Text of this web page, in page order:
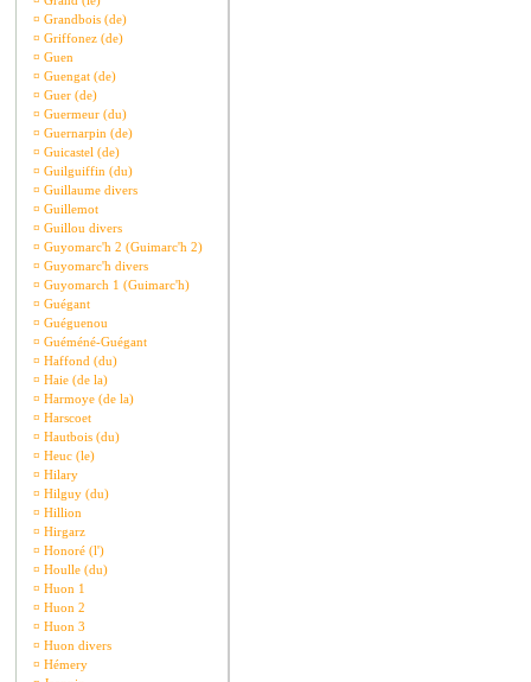
¤ Grandbois (de)
¤ Griffonez (de)
¤ Guen
¤ Guengat (de)
¤ Guer (de)
¤ Guermeur (du)
¤ Guernarpin (de)
¤ Guicastel (de)
¤ Guilguiffin (du)
¤ Guillaume divers
¤ Guillemot
¤ Guillou divers
¤ Guyomarc'h 2 (Guimarc'h 2)
¤ Guyomarc'h divers
¤ Guyomarch 1 (Guimarc'h)
¤ Guégant
¤ Guéguenou
¤ Guéméné-Guégant
¤ Haffond (du)
¤ Haie (de la)
¤ Harmoye (de la)
¤ Harscoet
¤ Hautbois (du)
¤ Heuc (le)
¤ Hilary
¤ Hilguy (du)
¤ Hillion
¤ Hirgarz
¤ Honoré (l')
¤ Houlle (du)
¤ Huon 1
¤ Huon 2
¤ Huon 3
¤ Huon divers
¤ Hémery